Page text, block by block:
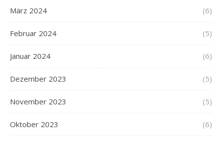
März 2024 (6)
Februar 2024 (5)
Januar 2024 (6)
Dezember 2023 (5)
November 2023 (5)
Oktober 2023 (6)